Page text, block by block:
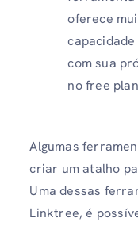
oferece
com sua
no free
Algumas
criar um atalho
Uma dessas
Linktree, é